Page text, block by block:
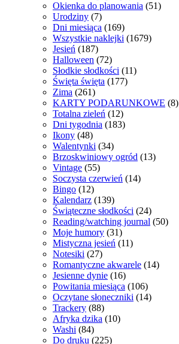
Okienka do planowania (51)
Urodziny (7)
Dni miesiąca (169)
Wszystkie naklejki (1679)
Jesień (187)
Halloween (72)
Słodkie słodkości (11)
Święta święta (177)
Zima (261)
KARTY PODARUNKOWE (8)
Totalna zieleń (12)
Dni tygodnia (183)
Ikony (48)
Walentynki (34)
Brzoskwiniowy ogród (13)
Vintage (55)
Soczysta czerwień (14)
Bingo (12)
Kalendarz (139)
Świąteczne słodkości (24)
Reading/watching journal (50)
Moje humory (31)
Mistyczna jesień (11)
Notesiki (27)
Romantyczne akwarele (14)
Jesienne dynie (16)
Powitania miesiąca (106)
Oczytane słoneczniki (14)
Trackery (88)
Afryka dzika (10)
Washi (84)
Do druku (225)